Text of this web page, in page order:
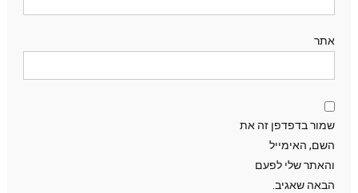
אתר
שמור בדפדפן זה את
השם, האימייל
והאתר שלי לפעם
הבאה שאגיב.